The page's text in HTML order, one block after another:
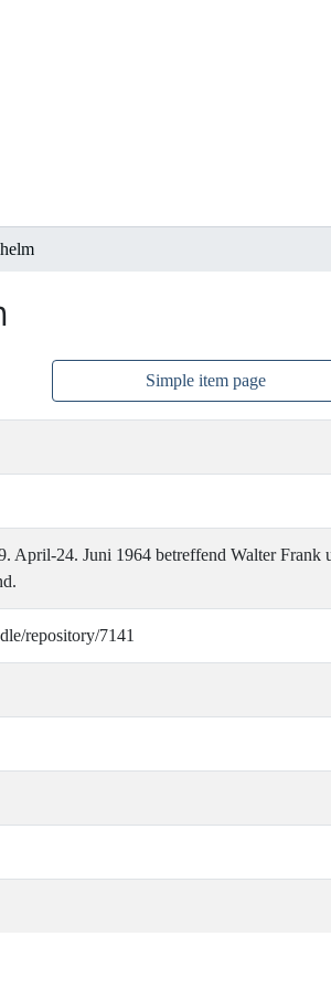
Simple item page
April-24. Juni 1964 betreffend Walter
repository/7141